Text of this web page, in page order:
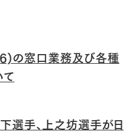
の窓口業務及び各種
て
選手、上之坊選手が日